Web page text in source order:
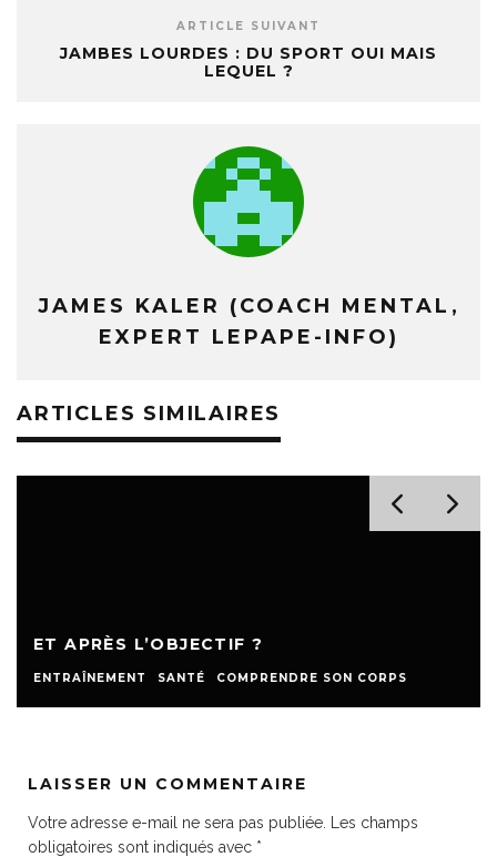
ARTICLE SUIVANT
JAMBES LOURDES : DU SPORT OUI MAIS
LEQUEL ?
JAMES KALER (COACH MENTAL,
EXPERT LEPAPE-INFO)
ARTICLES SIMILAIRES
ET APRÈS L’OBJECTIF ?
ENTRAÎNEMENT SANTÉ COMPRENDRE SON CORPS
LAISSER UN COMMENTAIRE
Votre adresse e-mail ne sera pas publiée.
Les champs
obligatoires sont indiqués avec *